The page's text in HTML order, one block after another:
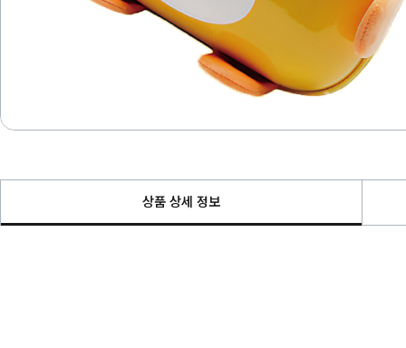
상품 상세 정보